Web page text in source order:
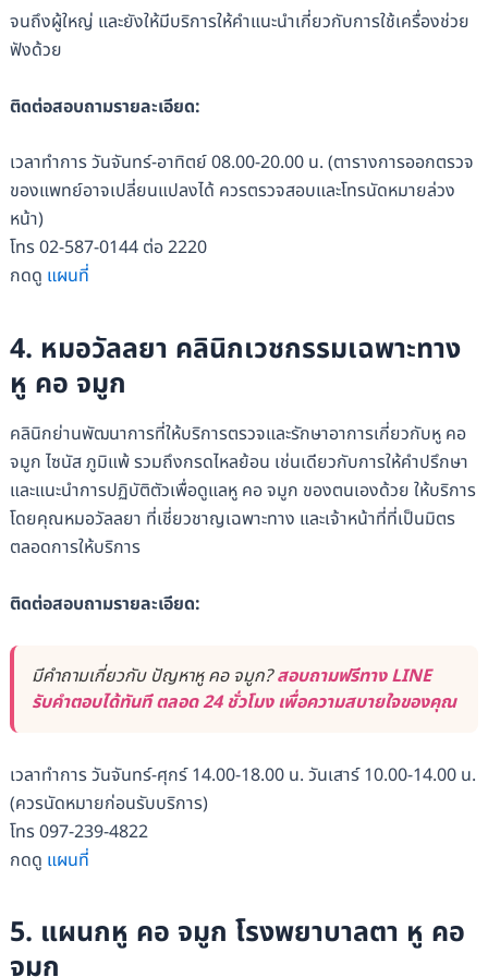
จนถึงผู้ใหญ่ และยังให้มีบริการให้คำแนะนำเกี่ยวกับการใช้เครื่องช่วย
ฟังด้วย
ติดต่อสอบถามรายละเอียด:
เวลาทำการ วันจันทร์-อาทิตย์ 08.00-20.00 น. (ตารางการออกตรวจ
ของแพทย์อาจเปลี่ยนแปลงได้ ควรตรวจสอบและโทรนัดหมายล่วง
หน้า)
โทร 02-587-0144 ต่อ 2220
กดดู แผนที่
4. หมอวัลลยา คลินิกเวชกรรมเฉพาะทาง
หู คอ จมูก
คลินิกย่านพัฒนาการที่ให้บริการตรวจและรักษาอาการเกี่ยวกับหู คอ
จมูก ไซนัส ภูมิแพ้ รวมถึงกรดไหลย้อน เช่นเดียวกับการให้คำปรึกษา
และแนะนำการปฏิบัติตัวเพื่อดูแลหู คอ จมูก ของตนเองด้วย ให้บริการ
โดยคุณหมอวัลลยา ที่เชี่ยวชาญเฉพาะทาง และเจ้าหน้าที่ที่เป็นมิตร
ตลอดการให้บริการ
ติดต่อสอบถามรายละเอียด:
มีคำถามเกี่ยวกับ ปัญหาหู คอ จมูก?สอบถามฟรีทาง LINE
รับคำตอบได้ทันที ตลอด 24 ชั่วโมง เพื่อความสบายใจของคุณ
เวลาทำการ วันจันทร์-ศุกร์ 14.00-18.00 น. วันเสาร์ 10.00-14.00 น.
(ควรนัดหมายก่อนรับบริการ)
โทร 097-239-4822
กดดู แผนที่
5. แผนกหู คอ จมูก โรงพยาบาลตา หู คอ
จมูก